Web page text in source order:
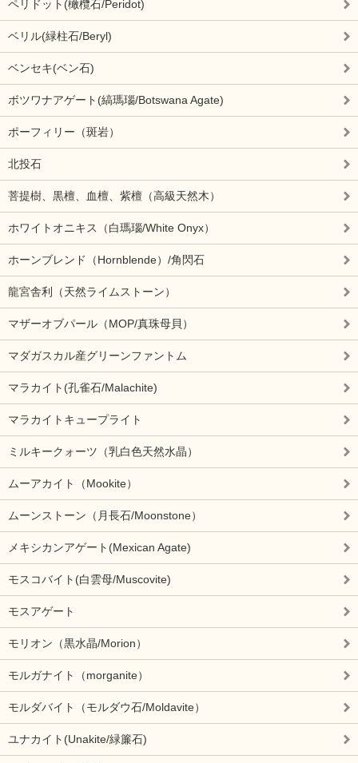
ペリドット(橄欖石/Peridot)
ベリル(緑柱石/Beryl)
ベンセキ(ベン石)
ボツワナアゲート(縞瑪瑙/Botswana Agate)
ポーフィリー（斑岩）
北投石
菩提樹、黒檀、血檀、紫檀（高級天然木）
ホワイトオニキス（白瑪瑙/White Onyx）
ホーンブレンド（Hornblende）/角閃石
龍宮舎利（天然ライムストーン）
マザーオブパール（MOP/真珠母貝）
マダガスカル産グリーンファントム
マラカイト(孔雀石/Malachite)
マラカイトキュープライト
ミルキークォーツ（乳白色天然水晶）
ムーアカイト（Mookite）
ムーンストーン（月長石/Moonstone）
メキシカンアゲート(Mexican Agate)
モスコバイト(白雲母/Muscovite)
モスアゲート
モリオン（黒水晶/Morion）
モルガナイト（morganite）
モルダバイト（モルダウ石/Moldavite）
ユナカイト(Unakite/緑簾石)